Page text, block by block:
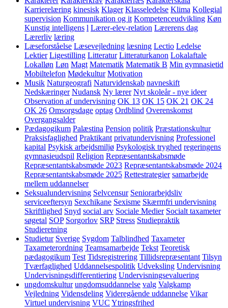
Karrierelæring kinesisk Klager Klasseledelse Klima Kollegial
supervision Kommunikation og it Kompetenceudvikling Køn
Kunstig intelligens l Lærer-elev-relation Lærerens dag
Lærerliv læring
Læseforståelse Læsevejledning læsning Lectio Ledelse
Lektier Ligestilling Litteratur Litteraturkanon Lokalaftale
Lokalløn Løn Magt Matematik Matematik B Min gymnasietid
Mobiltelefon Mødekultur Motivation
Musik Naturgeografi Naturvidenskab navneskift
Nedskæringer Nudansk Ny lærer Nyt skoleår - nye ideer
Observation af undervisning OK 13 OK 15 OK 21 OK 24
OK 26 Omsorgsdage optag Ordblind Overenskomst
Overgangsalder
Pædagogikum Palæstina Pension politik Præstationskultur
Praksisfaglighed Praktikant privatundervisning Professionel
kapital Psykisk arbejdsmiljø Psykologisk tryghed regeringens
gymnasieudspil Religion Repræsentantskabsmøde
Repræsentantskabsmøde 2023 Repræsentantskabsmøde 2024
Repræsentantskabsmøde 2025 Rettestrategier samarbejde
mellem uddannelser
Seksualundervisning Selvcensur Seniorarbejdsliv
serviceeftersyn Sexchikane Sexisme Skærmfri undervisning
Skriftlighed Snyd social arv Sociale Medier Socialt taxameter
søgetal SOP Sorgorlov SRP Stress Studiepraktik
Studieretning
Studietur Sverige Sygdom Talblindhed Taxameter
Taxameterordning Teamsamarbejde Tekst Teoretisk
pædagogikum Test Tidsregistrering Tillidsrepræsentant Tilsyn
Tværfaglighed Uddannelsespolitik Udveksling Undervisning
Undervisningsdifferentiering Undervisningsevaluering
ungdomskultur ungdomsuddannelse valg Valgkamp
Vejledning Vidensdeling Videregående uddannelse Vikar
Virtuel undervisning VUC Ytringsfrihed